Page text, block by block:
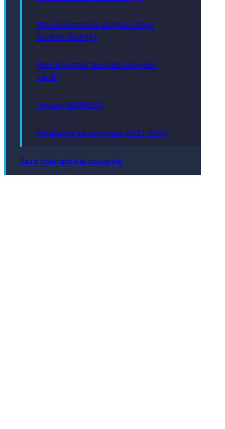
Plan Integrat de Acțiune Zero
Carbon Bistrița
Plan integrat “Acordul orașelor
verzi”
Proiect BiOReSC
Strategia de renovare 2021-2050
Zero toleranță la corupție